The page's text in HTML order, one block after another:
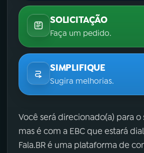
SOLICITAÇÃO
Faça um pedido.
SIMPLIFIQUE
Sugira melhorias.
Você será direcionado(a) para o
mas é com a EBC que estará
Fala.BR é uma plataforma de